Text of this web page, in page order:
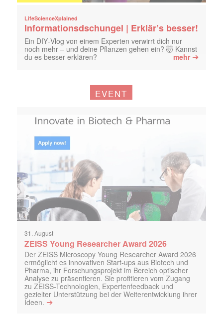
LifeScienceXplained
Informationsdschungel | Erklär’s besser!
Ein DIY‑Vlog von einem Experten verwirrt dich nur
noch mehr – und deine Pflanzen gehen ein? 🤯 Kannst
du es besser erklären?
mehr➔
EVENT
31. August
ZEISS Young Researcher Award 2026
Der ZEISS Microscopy Young Researcher Award 2026
ermöglicht es innovativen Start-ups aus Biotech und
Pharma, ihr Forschungsprojekt im Bereich optischer
Analyse zu präsentieren. Sie profitieren vom Zugang
zu ZEISS-Technologien, Expertenfeedback und
gezielter Unterstützung bei der Weiterentwicklung ihrer
Ideen. ➔